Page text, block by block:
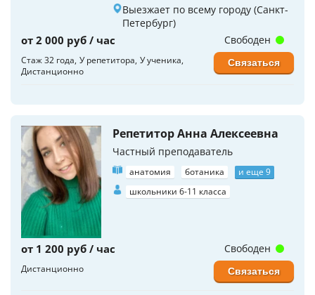
Выезжает по всему городу (Санкт-
Петербург)
от 2 000 руб / час
Стаж 32 года У репетитора У ученика
Дистанционно
Свободен
Связаться
Репетитор Анна Алексеевна
Частный преподаватель
анатомия ботаника
и еще 9
школьники 6-11 класса
от 1 200 руб / час
Дистанционно
Свободен
Связаться